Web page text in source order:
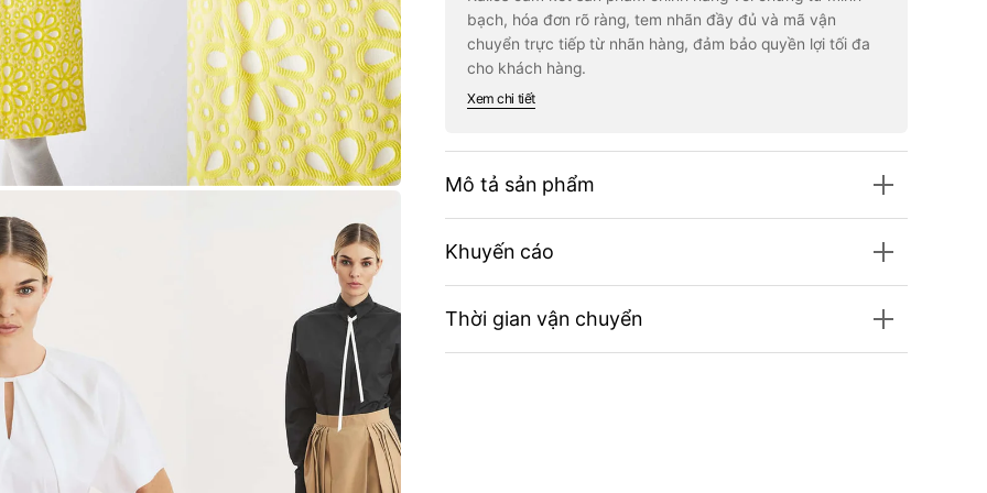
Magazine
#March
2025
Magazine
#March
2025
bạch, hóa đơn rõ ràng, tem nhãn đầy đủ và mã vận
chuyển trực tiếp từ nhãn hàng, đảm bảo quyền lợi tối đa
cho khách hàng.
Xem chi tiết
Mô tả sản phẩm
Khuyến cáo
Thời gian vận chuyển